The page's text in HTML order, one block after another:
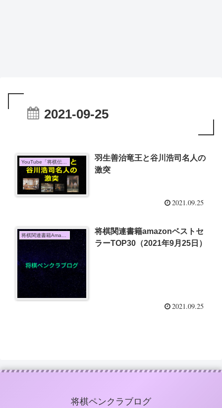
2021-09-25
YouTube「将棋伝説」
羽生善治竜王と谷川浩司名人の
激突
2021.09.25
将棋関連書籍Amazon売上TOP10
将棋関連書籍amazonベストセ
ラーTOP30（2021年9月25日）
2021.09.25
将棋ペンクラブログ